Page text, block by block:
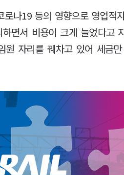
로나19 등의 영향으로 영업적
면서 비용이 크게 늘었다고
원 자리를 꿰차고 있어 세금